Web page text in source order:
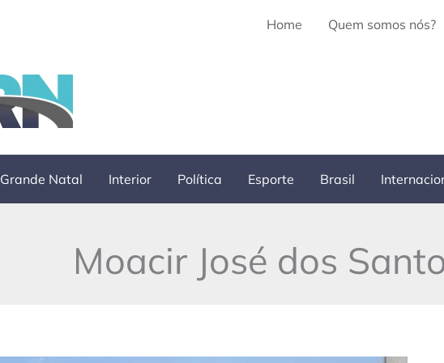
Home Quem somos nós?
Grande Natal Interior Política Esporte Brasil
Moacir José dos